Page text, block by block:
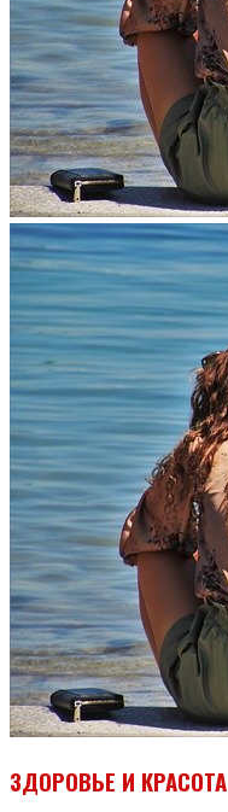
ЗДОРОВЬЕ И КРАСОТА